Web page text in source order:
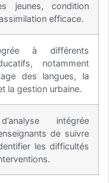
jeunes, condition
efficace.
à différents
notamment
des langues, la
la gestion urbaine.
intégrée
de suivre
les difficultés